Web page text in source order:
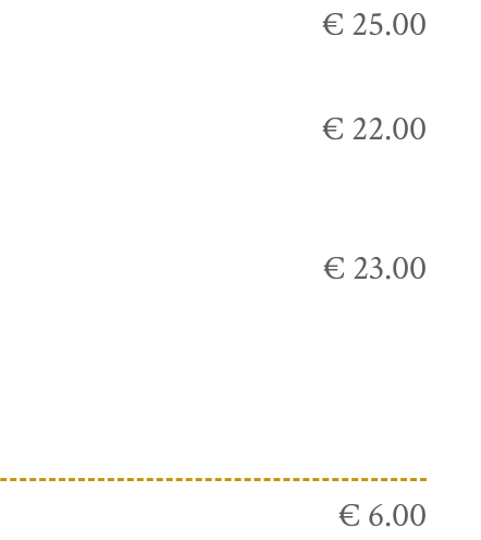
€ 25.00
€ 22.00
€ 23.00
€ 6.00